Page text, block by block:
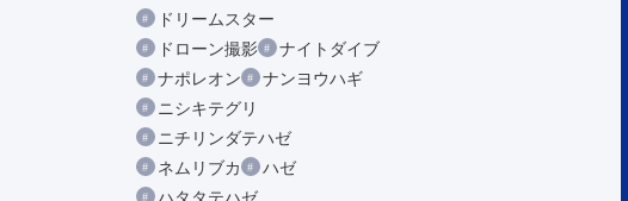
ドリームスター
ドローン撮影
ナイトダイブ
ナポレオン
ナンヨウハギ
ニシキテグリ
ニチリンダテハゼ
ネムリブカ
ハゼ
ハタタテハゼ